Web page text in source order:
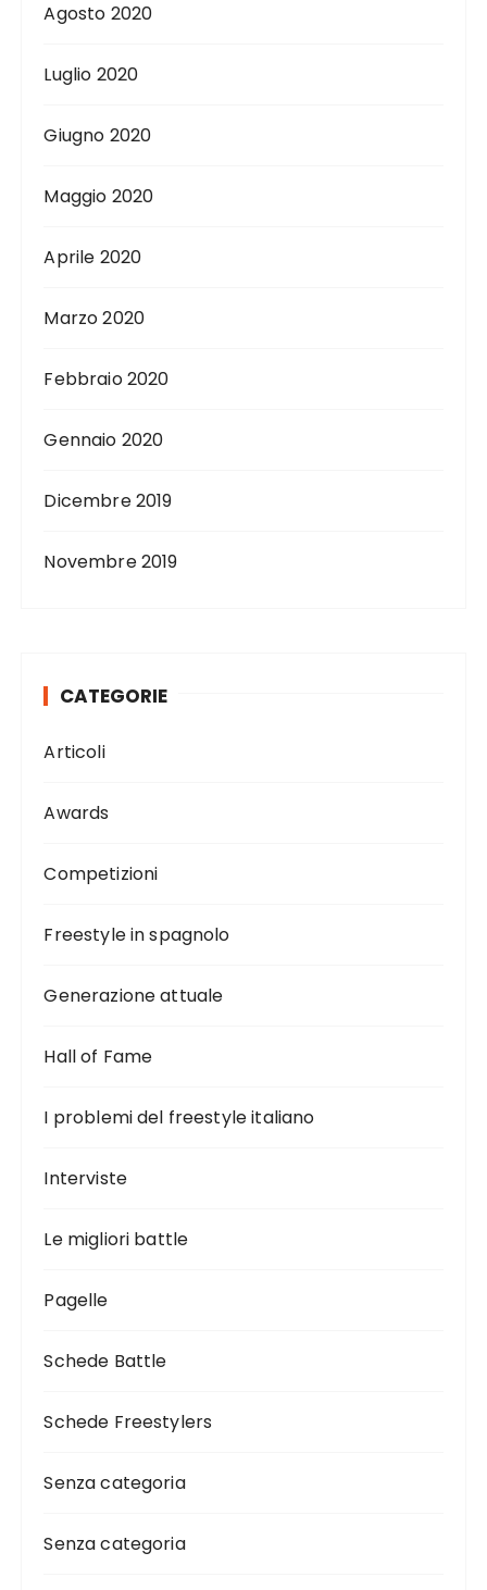
Agosto 2020
Luglio 2020
Giugno 2020
Maggio 2020
Aprile 2020
Marzo 2020
Febbraio 2020
Gennaio 2020
Dicembre 2019
Novembre 2019
CATEGORIE
Articoli
Awards
Competizioni
Freestyle in spagnolo
Generazione attuale
Hall of Fame
I problemi del freestyle italiano
Interviste
Le migliori battle
Pagelle
Schede Battle
Schede Freestylers
Senza categoria
Senza categoria